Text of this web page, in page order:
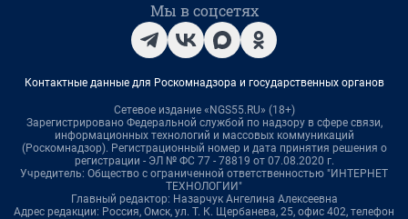
Мы в соцсетях
Контактные данные для Роскомнадзора и государственных органов
Сетевое издание «NGS55.RU» (18+)
Зарегистрировано Федеральной службой по надзору в сфере связи,
информационных технологий и массовых коммуникаций
(Роскомнадзор). Регистрационный номер и дата принятия решения о
регистрации - ЭЛ № ФС 77 - 78819 от 07.08.2020 г.
Учредитель: Общество с ограниченной ответственностью "ИНТЕРНЕТ
ТЕХНОЛОГИИ"
Главный редактор: Назарчук Ангелина Алексеевна
Адрес редакции: Россия, Омск, ул. Т. К. Щербанева, 25, офис 402, телефон